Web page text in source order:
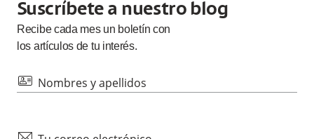
Suscríbete a nuestro blog
Recibe cada mesun boletín con
los artículos de tu interés.
id Nombres y apellidos